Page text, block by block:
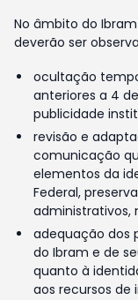
No âmbito do
deverão ser
ocultação
anteriores a 4
publicidade
revisão e
comunicação
elementos da
Federal,
administrativos,
adequação dos
do Ibram e de
quanto à
aos recursos de